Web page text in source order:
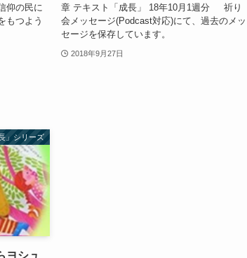
仰の民に
もつよう
章 テキスト「成長」 18年10月1週分 祈り
会メッセージ(Podcast対応)にて、過去のメッ
セージを保存しています。
2018年9月27日
」シリーズ